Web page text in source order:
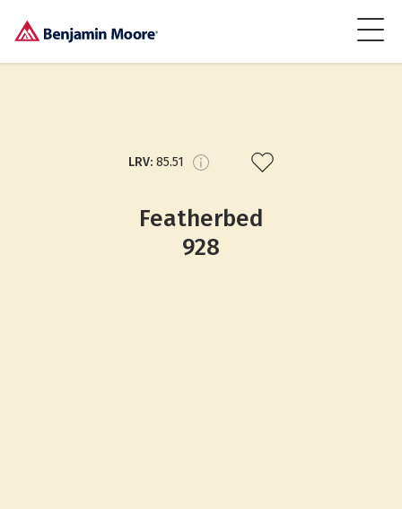
LRV:85.51
Featherbed
928